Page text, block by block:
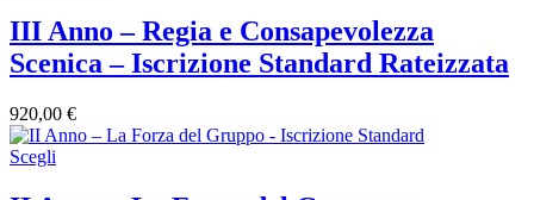
III Anno – Regia e Consapevolezza
Scenica – Iscrizione Standard Rateizzata
920,00 €
Scegli